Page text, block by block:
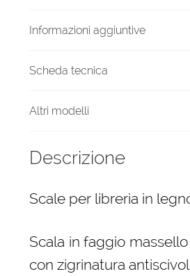
quantità
Informazioni aggiuntive
Scheda tecnica
Altri modelli
Descrizione
Scale per libreria in
Scala in faggio
con zigrinatura